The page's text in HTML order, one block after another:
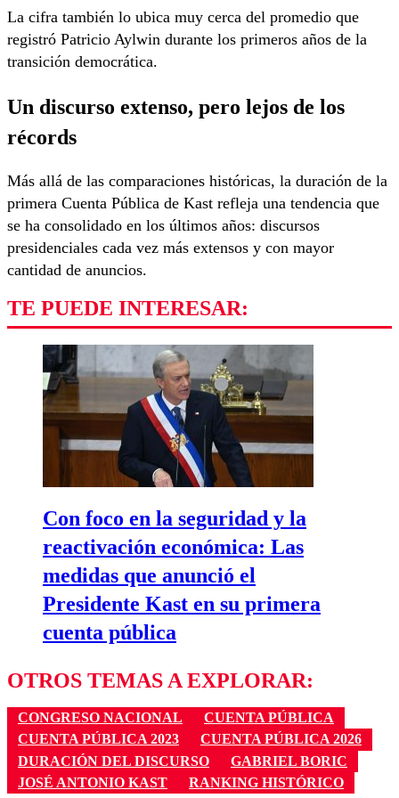
La cifra también lo ubica muy cerca del promedio que
registró Patricio Aylwin durante los primeros años de la
transición democrática.
Un discurso extenso, pero lejos de los
récords
Más allá de las comparaciones históricas, la duración de la
primera Cuenta Pública de Kast refleja una tendencia que
se ha consolidado en los últimos años: discursos
presidenciales cada vez más extensos y con mayor
cantidad de anuncios.
TE PUEDE INTERESAR:
Con foco en la seguridad y la
reactivación económica: Las
medidas que anunció el
Presidente Kast en su primera
cuenta pública
OTROS TEMAS A EXPLORAR:
CONGRESO NACIONAL
CUENTA PÚBLICA
CUENTA PÚBLICA 2023
CUENTA PÚBLICA 2026
DURACIÓN DEL DISCURSO
GABRIEL BORIC
JOSÉ ANTONIO KAST
RANKING HISTÓRICO